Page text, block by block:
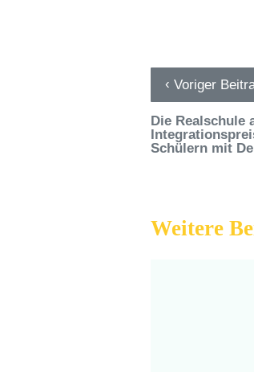
‹ Voriger
Die Realschule
Schülern mit
Weitere